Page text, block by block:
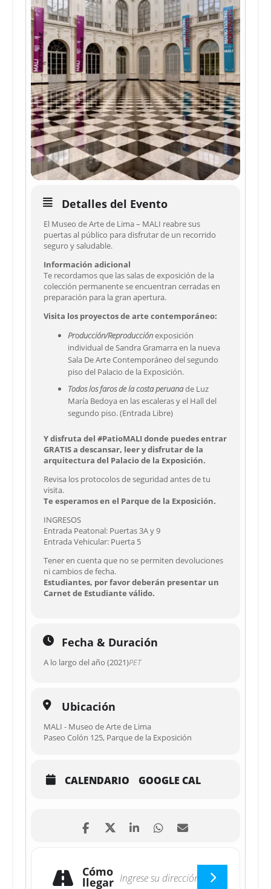
Detalles del Evento
El Museo de Arte de Lima – MALI reabre sus
puertas al público para disfrutar de un recorrido
seguro y saludable.
Información adicional
Te recordamos que las salas de exposición de la
colección permanente se encuentran cerradas en
preparación para la gran apertura.
Visita los proyectos de arte contemporáneo:
Producción/Reproducciónexposición
individual de Sandra Gramarra en la nueva
Sala De Arte Contemporáneo del segundo
piso del Palacio de la Exposición.
Todos los faros de la costa peruanade Luz
María Bedoya en las escaleras y el Hall del
segundo piso. (Entrada Libre)
Y disfruta del #PatioMALI donde puedes entrar
GRATIS a descansar, leer y disfrutar de la
arquitectura del Palacio de la Exposición.
Revisa los protocolos de seguridad antes de tu
visita.
Te esperamos en el Parque de la Exposición.
INGRESOS
Entrada Peatonal: Puertas 3A y 9
Entrada Vehicular: Puerta 5
Tener en cuenta que no se permiten devoluciones
ni cambios de fecha.
Estudiantes, por favor deberán presentar un
Carnet de Estudiante válido.
Fecha & Duración
A lo largo del año (2021)PET
Ubicación
MALI - Museo de Arte de Lima
Paseo Colón 125, Parque de la Exposición
CALENDARIO GOOGLE CAL
Cómo
llegar